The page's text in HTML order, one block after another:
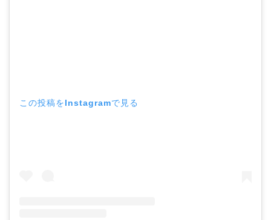
この投稿をInstagramで見る